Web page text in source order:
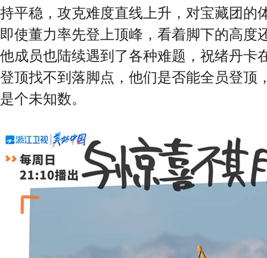
持平稳，攻克难度直线上升，对宝藏团的
即使董力率先登上顶峰，看着脚下的高度
他成员也陆续遇到了各种难题，祝绪丹卡
登顶找不到落脚点，他们是否能全员登顶
是个未知数。